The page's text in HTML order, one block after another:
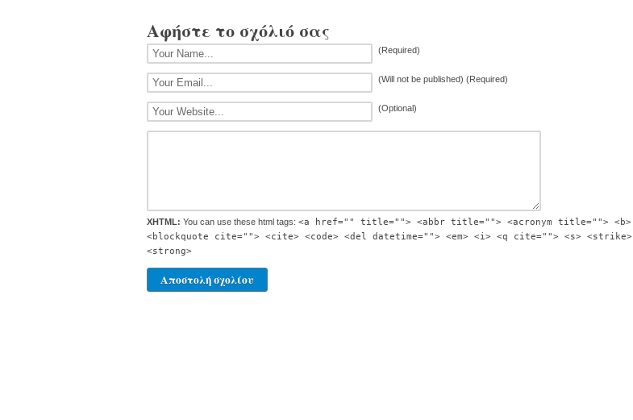
Αφήστε το σχόλιό σας
(Required)
(Will not be published) (Required)
(Optional)
XHTML: You can use these html tags: <a href="" title=""> <abbr title=""> <acronym title=""> <b>
<blockquote cite=""> <cite> <code> <del datetime=""> <em> <i> <q cite=""> <s> <strike>
<strong>